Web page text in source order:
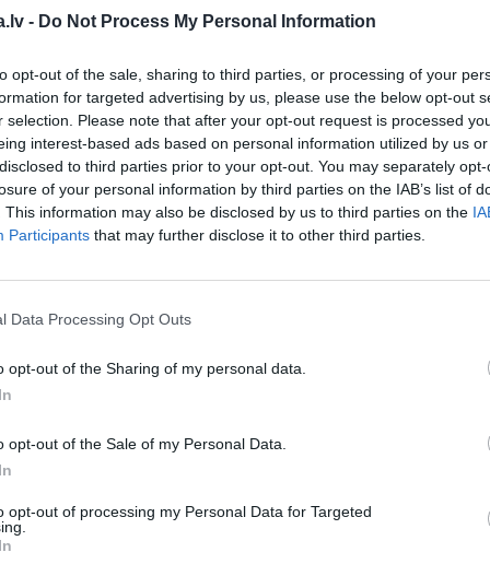
- Do Not Process My Personal Information
opt-out of the sale, sharing to third parties, or processing of your
for targeted advertising by us, please use the below opt-out
selection. Please note that after your opt-out request is processed
interest-based ads based on personal information utilized by us
to third parties prior to your opt-out. You may separately
of your personal information by third parties on the IAB’s list of
This information may also be disclosed by us to third parties on the
Participants that may further disclose it to other third parties.
Data Processing Opt Outs
opt-out of the Sharing of my personal data.
opt-out of the Sale of my Personal Data.
opt-out of processing my Personal Data for Targeted
man, kad sāku kļūt dumjš!»
pārsteidzošās atziņas 70.
intervija par dzīvi un